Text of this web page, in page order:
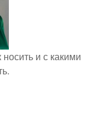
и с какими